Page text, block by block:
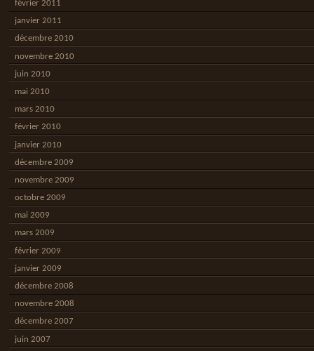
février 2011
janvier 2011
décembre 2010
novembre 2010
juin 2010
mai 2010
mars 2010
février 2010
janvier 2010
décembre 2009
novembre 2009
octobre 2009
mai 2009
mars 2009
février 2009
janvier 2009
décembre 2008
novembre 2008
décembre 2007
juin 2007